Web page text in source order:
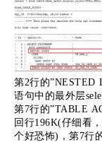
第2行的”NESTED
语句中的最外层
第7行的”TABLE
回行196K(仔细看
个好恐怖)，第7行